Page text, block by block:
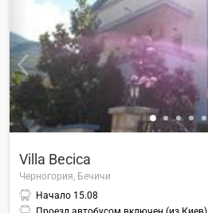
Villa Becica
Черногория, Бечичи
Начало 15.08